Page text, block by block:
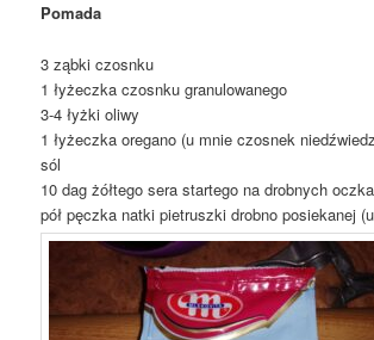
Pomada
3 ząbki czosnku
1 łyżeczka czosnku granulowanego
3-4 łyżki oliwy
1 łyżeczka oregano (u mnie czosnek
sól
10 dag żółtego sera startego na drobnych
pół pęczka natki pietruszki drobno posiekanej